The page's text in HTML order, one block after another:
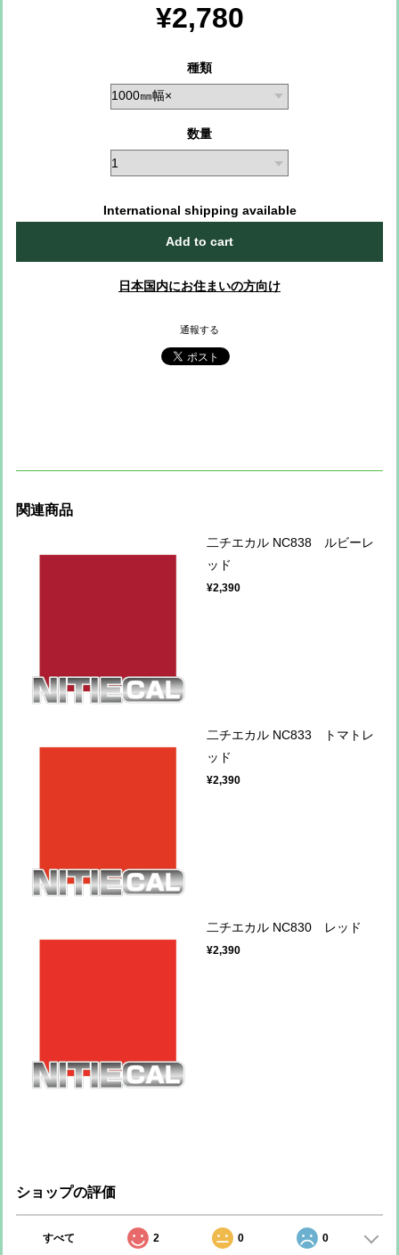
¥2,780
種類
数量
International shipping available
Add to cart
日本国内にお住まいの方向け
通報する
関連商品
二チエカル NC838 ルビーレ
ッド
¥2,390
二チエカル NC833 トマトレ
ッド
¥2,390
二チエカル NC830 レッド
¥2,390
ショップの評価
すべて 2 0 0